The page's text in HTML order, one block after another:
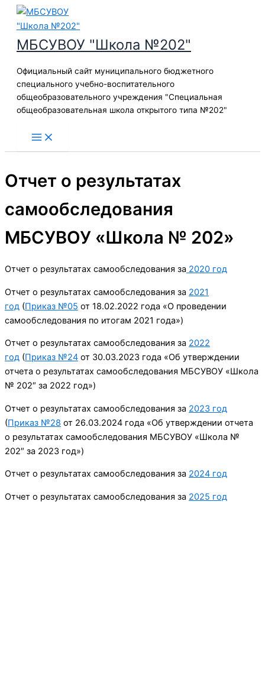
Перейти
содержимому
МБСУВОУ "Школа №202"
Официальный сайт муниципального бюджетного
специального учебно-воспитательного
общеобразовательного учреждения "Специальная
общеобразовательная школа открытого типа №202"
Отчет о результатах
самообследования
МБСУВОУ «Школа № 202»
Отчет о результатах самообследования за 2020 год
Отчет о результатах самообследования за 2021
год (Приказ №05 от 18.02.2022 года «О проведении
самообследования по итогам 2021 года»)
Отчет о результатах самообследования за 2022
год (Приказ №24 от 30.03.2023 года «Об утверждении
отчета о результатах самообследования МБСУВОУ «Школа
№ 202″ за 2022 год»)
Отчет о результатах самообследования за 2023 год
(Приказ №28 от 26.03.2024 года «Об утверждении отчета
о результатах самообследования МБСУВОУ «Школа №
202″ за 2023 год»)
Отчет о результатах самообследования за 2024 год
Отчет о результатах самообследования за 2025 год